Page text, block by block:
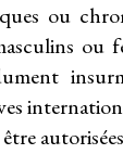
ou
ou